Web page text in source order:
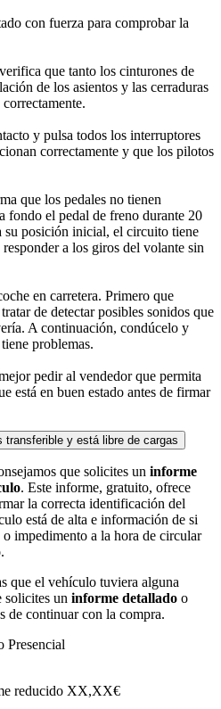
con fuerza para comprobar la
que tanto los cinturones de
de los asientos y las cerraduras
y pulsa todos los interruptores
correctamente y que los pilotos
que los pedales no tienen
fondo el pedal de freno durante 20
su posición inicial, el circuito tiene
a los giros del volante sin
en carretera. Primero que
de detectar posibles sonidos que
A continuación, condúcelo y
problemas.
pedir al vendedor que permita
está en buen estado antes de firmar
transferible y está libre de cargas
que solicites un informe
. Este informe, gratuito, ofrece
la correcta identificación del
está de alta e información de si
impedimento a la hora de circular
que el vehículo tuviera alguna
solicites un informe detallado o
de continuar con la compra.
Presencial
reducido XX,XX€